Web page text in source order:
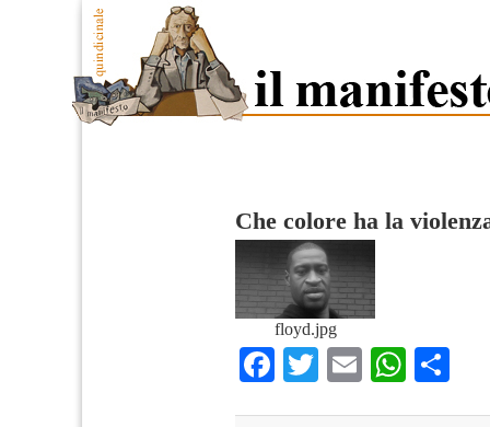
Che colore ha la
floyd.jpg
Facebook
TwitterEmail